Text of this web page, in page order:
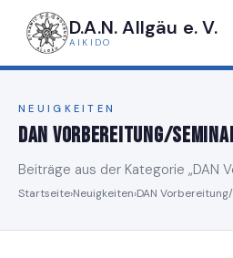
D.A.N. Allgäu e. V.
AIKIDO
NEUIGKEITEN
DAN Vorbereitung/
Beiträge aus der Kategorie „DAN
Startseite›Neuigkeiten›DAN